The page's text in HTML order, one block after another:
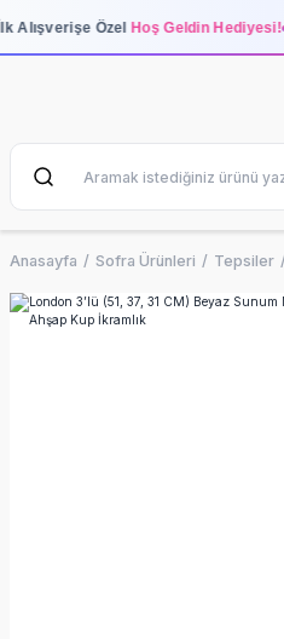
Alışverişe Özel Hoş Geldin Hediyesi!
Anasayfa Sofra Ürünleri Tepsiler